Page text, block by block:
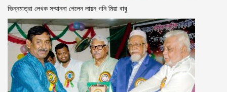
ভিন্নমাত্রা লেখক সম্মাননা পেলেন লায়ন গনি মিয়া বাবু